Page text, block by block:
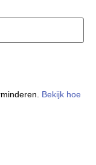
Bekijk hoe